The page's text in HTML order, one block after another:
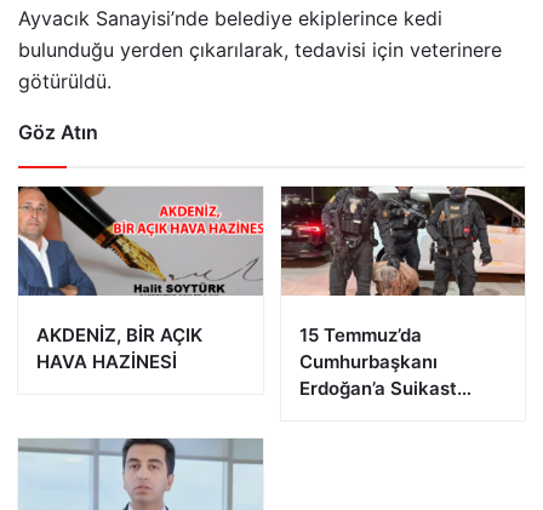
Ayvacık Sanayisi’nde belediye ekiplerince kedi
bulunduğu yerden çıkarılarak, tedavisi için veterinere
götürüldü.
Göz Atın
AKDENİZ, BİR AÇIK
HAVA HAZİNESİ
15 Temmuz’da
Cumhurbaşkanı
Erdoğan’a Suikast